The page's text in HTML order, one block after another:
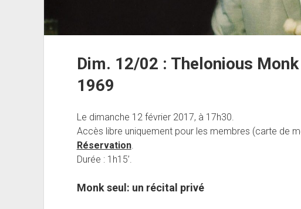
Dim. 12/02 : Thelonious
1969
Le dimanche 12 février 2017, à 17h30.
Accès libre uniquement pour les membres (carte de
Réservation.
Durée : 1h15’.
Monk seul: un récital privé